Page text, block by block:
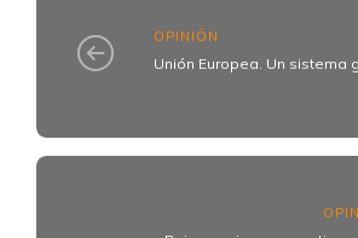
OPINIÓN
Unión Europea. Un sistema